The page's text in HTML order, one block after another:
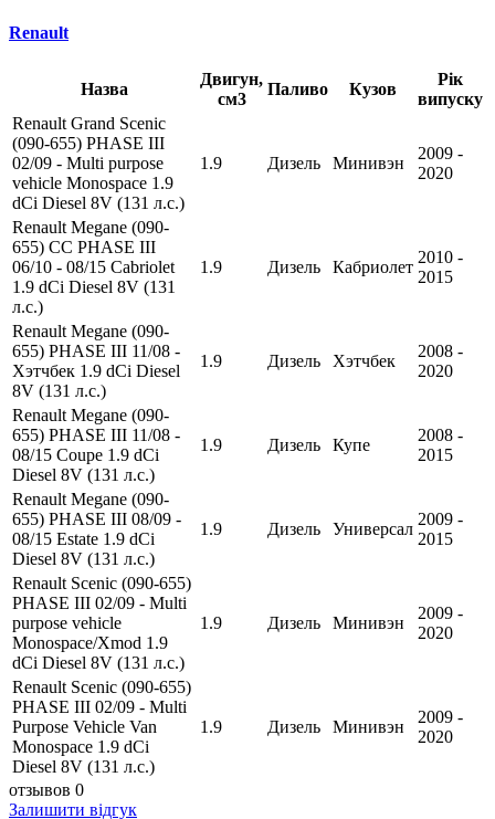
Renault
Назва
Двигун,
см3
Паливо Кузов
Рік
випуску
Renault Grand Scenic
(090-655) PHASE III
02/09 - Multi purpose
vehicle Monospace 1.9
dCi Diesel 8V (131 л.с.)
1.9 Дизель Минивэн
2009 -
2020
Renault Megane (090-
655) CC PHASE III
06/10 - 08/15 Cabriolet
1.9 dCi Diesel 8V (131
л.с.)
1.9 Дизель Кабриолет
2010 -
2015
Renault Megane (090-
655) PHASE III 11/08 -
Хэтчбек 1.9 dCi Diesel
8V (131 л.с.)
1.9 Дизель Хэтчбек
2008 -
2020
Renault Megane (090-
655) PHASE III 11/08 -
08/15 Coupe 1.9 dCi
Diesel 8V (131 л.с.)
1.9 Дизель Купе
2008 -
2015
Renault Megane (090-
655) PHASE III 08/09 -
08/15 Estate 1.9 dCi
Diesel 8V (131 л.с.)
1.9 Дизель Универсал
2009 -
2015
Renault Scenic (090-655)
PHASE III 02/09 - Multi
purpose vehicle
Monospace/Xmod 1.9
dCi Diesel 8V (131 л.с.)
1.9 Дизель Минивэн
2009 -
2020
Renault Scenic (090-655)
PHASE III 02/09 - Multi
Purpose Vehicle Van
Monospace 1.9 dCi
Diesel 8V (131 л.с.)
1.9 Дизель Минивэн
2009 -
2020
отзывов 0
Залишити відгук